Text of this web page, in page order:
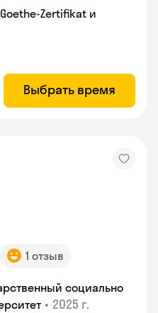
Zertifikat и
Выбрать время
1 отзыв
социально
• 2025 г.